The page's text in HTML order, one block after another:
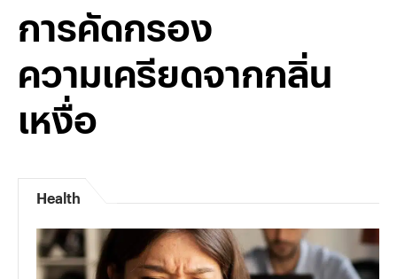
การคัดกรอง
ความเครียดจากกลิ่น
เหงื่อ
Health